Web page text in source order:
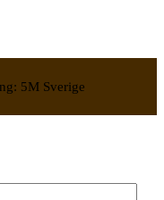
5M Sverige